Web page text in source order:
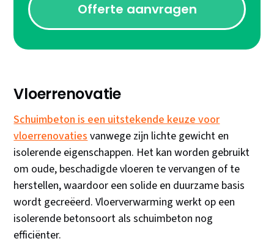
Offerte aanvragen
Vloerrenovatie
Schuimbeton is een uitstekende keuze voor
vloerrenovatiesvanwege zijn lichte gewicht en
isolerende eigenschappen. Het kan worden gebruikt
om oude, beschadigde vloeren te vervangen of te
herstellen, waardoor een solide en duurzame basis
wordt gecreëerd. Vloerverwarming werkt op een
isolerende betonsoort als schuimbeton nog
efficiënter.